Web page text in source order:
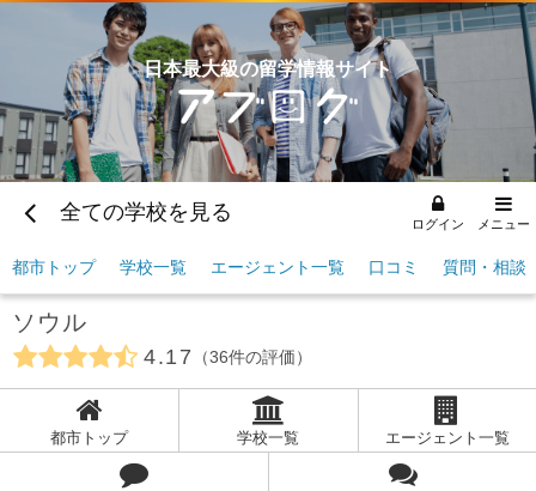
日本最大級の留学情報サイト
全ての学校を見る ログイン メニュー
都市トップ 学校一覧 エージェント一覧 口コミ 質問・相談
ソウル
4.17 36件の評価
都市トップ 学校一覧 エージェント一覧